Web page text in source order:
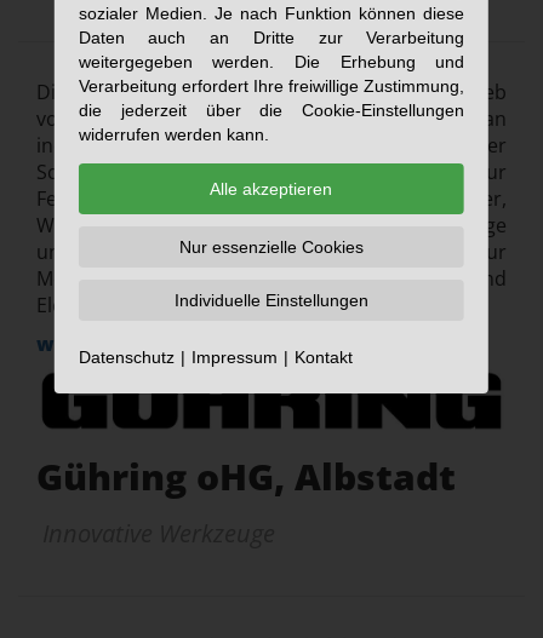
Die Intool AG konzentriert sich auf den Vertrieb
von beratungsbedürftigen Produkten an
industrielle und gewerbliche Kunden in der
Schweiz und im Fürstentum Liechtenstein. Zur
Fertigungstechnik gehören Werkzeughalter,
Werkstückspannmittel, Zerspanungswerkzeuge
und Werkzeugmaschinenzubehör, zur
Montagetechnik vor allem Druckluft- und
Elektrowerkzeuge.
www.intool.ch
Gühring oHG, Albstadt
sozialer Medien. Je nach Funktion können diese
Daten auch an Dritte zur Verarbeitung
weitergegeben werden. Die Erhebung und
Verarbeitung erfordert Ihre freiwillige Zustimmung,
die jederzeit über die Cookie-Einstellungen
widerrufen werden kann.
Alle akzeptieren
Nur essenzielle Cookies
Individuelle Einstellungen
Datenschutz Impressum Kontakt